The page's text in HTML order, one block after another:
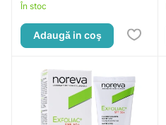
În stoc
Adaugă in coş